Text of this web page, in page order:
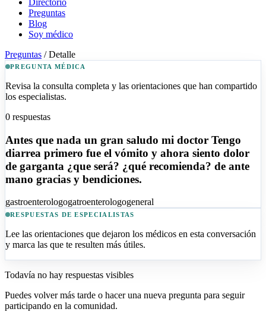
Directorio
Preguntas
Blog
Soy médico
Preguntas / Detalle
PREGUNTA MÉDICA
Revisa la consulta completa y las orientaciones que han compartido
los especialistas.
0 respuestas
Antes que nada un gran saludo mi doctor Tengo
diarrea primero fue el vómito y ahora siento dolor
de garganta ¿que será? ¿qué recomienda? de ante
mano gracias y bendiciones.
gastroenterologogatroenterologogeneral
RESPUESTAS DE ESPECIALISTAS
Lee las orientaciones que dejaron los médicos en esta conversación
y marca las que te resulten más útiles.
Todavía no hay respuestas visibles
Puedes volver más tarde o hacer una nueva pregunta para seguir
participando en la comunidad.